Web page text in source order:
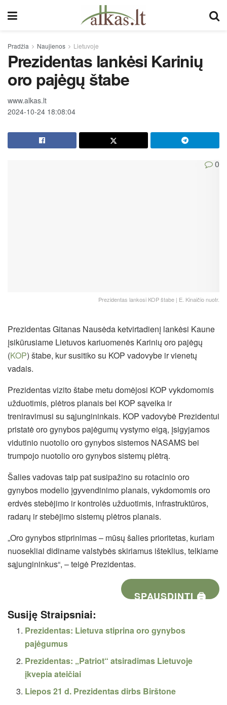
Pradžia Naujienos Lietuvoje
Prezidentas lankėsi Karinių
oro pajėgų štabe
www.alkas.lt
2024-10-24 18:08:04
0
Prezidentas lankosi KOP štabe | E. Kinaičio nuotr.
Prezidentas Gitanas Nausėda ketvirtadienį lankėsi Kaune
įsikūrusiame Lietuvos kariuomenės Karinių oro pajėgų
(KOP) štabe, kur susitiko su KOP vadovybe ir vienetų
vadais.
Prezidentas vizito štabe metu domėjosi KOP vykdomomis
užduotimis, plėtros planais bei KOP sąveika ir
treniravimusi su sąjungininkais. KOP vadovybė Prezidentui
pristatė oro gynybos pajėgumų vystymo eigą, įsigyjamos
vidutinio nuotolio oro gynybos sistemos NASAMS bei
trumpojo nuotolio oro gynybos sistemų plėtrą.
Šalies vadovas taip pat susipažino su rotacinio oro
gynybos modelio įgyvendinimo planais, vykdomomis oro
erdvės stebėjimo ir kontrolės užduotimis, infrastruktūros,
radarų ir stebėjimo sistemų plėtros planais.
„Oro gynybos stiprinimas – mūsų šalies prioritetas, kuriam
nuosekliai didiname valstybės skiriamus išteklius, telkiame
sąjungininkus“, – teigė Prezidentas.
SPAUSDINTI 🖨
Susiję Straipsniai:
Prezidentas: Lietuva stiprina oro gynybos
pajėgumus
Prezidentas: „Patriot“ atsiradimas Lietuvoje
įkvepia ateičiai
Liepos 21 d. Prezidentas dirbs Birštone